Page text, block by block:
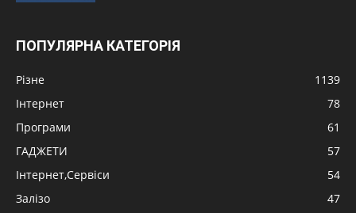
ПОПУЛЯРНА КАТЕГОРІЯ
Різне
1139
Інтернет
78
Програми
61
ГАДЖЕТИ
57
Інтернет,Сервіси
54
Залізо
47